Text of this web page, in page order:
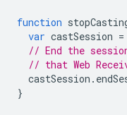
function
var castSession =
// End the
// that Web
castSession .
}